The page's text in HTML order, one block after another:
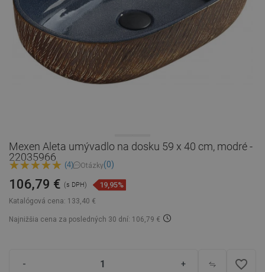
Mexen Aleta umývadlo na dosku 59 x 40 cm, modré -
22035966
(4) Otázky(0)
Katalógová cena: 133,40 €
106,79 € (s DPH) 19,95%
Najnižšia cena za posledných 30 dní: 106,79 €
- + favorite_border